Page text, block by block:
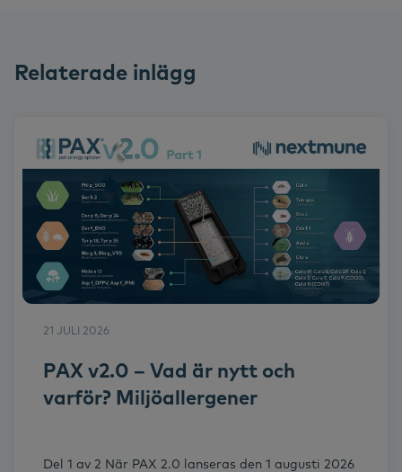
Relaterade inlägg
21 JULI 2026
PAX v2.0 – Vad är nytt och
varför? Miljöallergener
Del 1 av 2 När PAX 2.0 lanseras den 1 augusti 2026